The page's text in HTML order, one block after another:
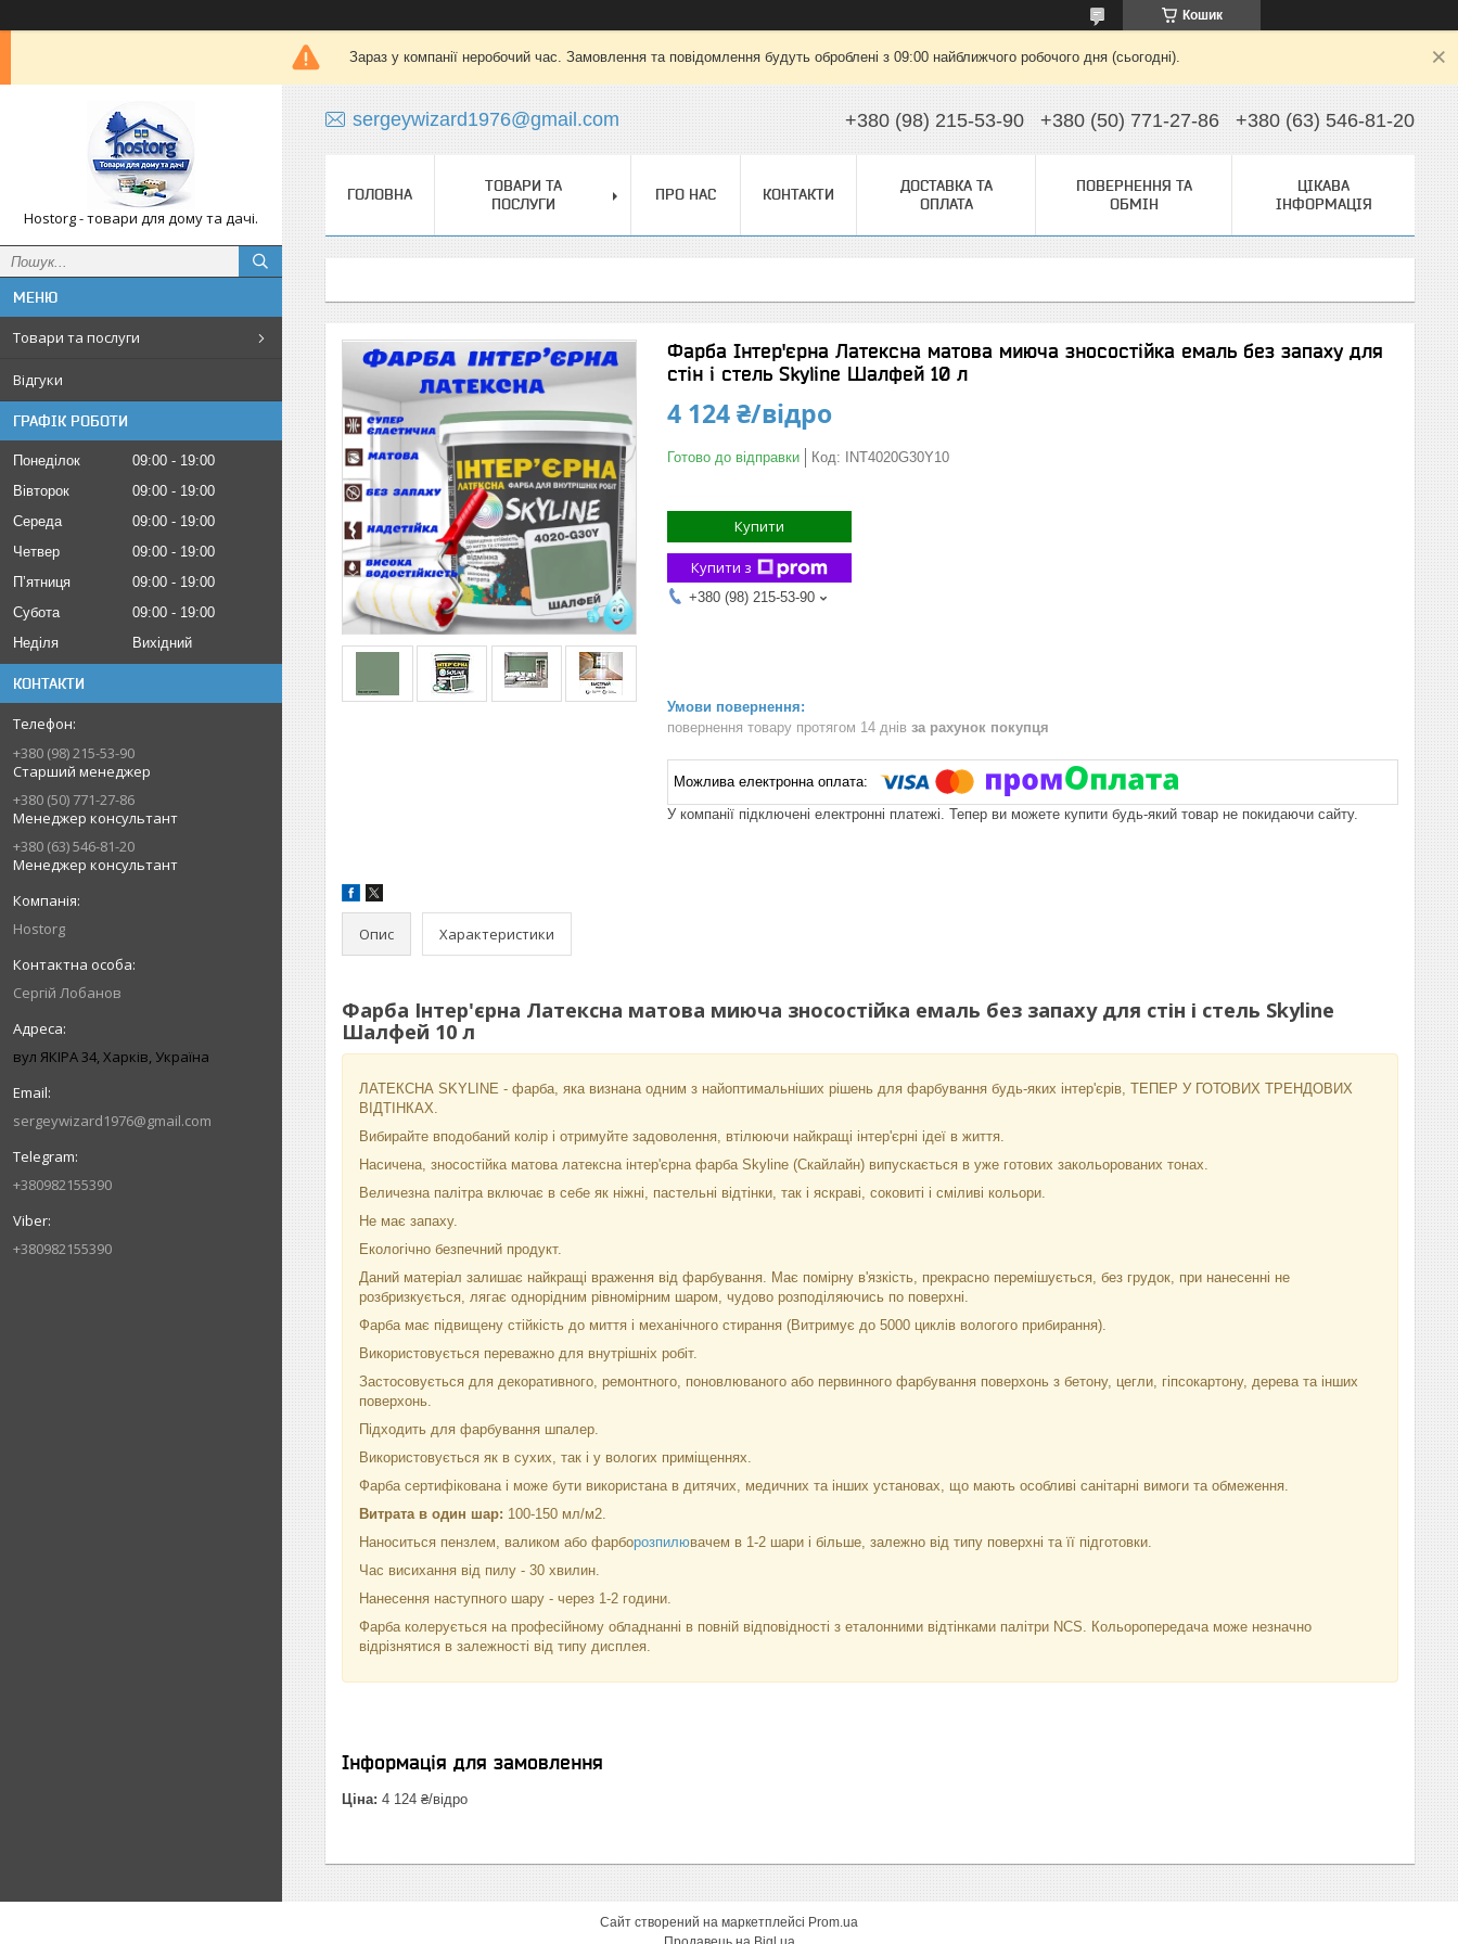
Кошик
Зараз у компанії неробочий час. Замовлення та повідомлення будуть оброблені з 09:00 найближчого робочого дня (сьогодні).
Hostorg - товари для дому та дачі.
Товари та послуги
Відгуки
ГРАФІК РОБОТИ
Понеділок 09:00
19:00
Вівторок
09:00
19:00
Середа
09:00
19:00
Четвер
09:00
19:00
Пʼятниця
09:00
19:00
Субота
09:00
19:00
Неділя
Вихідний
КОНТАКТИ
+380 (98) 215-53-90
Старший менеджер
+380 (50) 771-27-86
Менеджер консультант
+380 (63) 546-81-20
Менеджер консультант
Hostorg
Сергій Лобанов
вул ЯКІРА 34, Харків, Україна
sergeywizard1976@gmail.com
+380982155390
+380982155390
sergeywizard1976@gmail.com +380 (98) 215-53-90 +380 (50) 771-27-86 +380 (63) 546-81-20
ГОЛОВНА
ТОВАРИ ТА
ПОСЛУГИ
ПРО НАС КОНТАКТИ
ДОСТАВКА ТА
ОПЛАТА
ПОВЕРНЕННЯ ТА
ОБМІН
ЦІКАВА
ІНФОРМАЦІЯ
Фарба Інтер'єрна Латексна матова миюча зносостійка емаль без запаху для
стін і стель Skyline Шалфей 10 л
4 124 ₴/відро
Готово до відправки Код: INT4020G30Y10
Купити
Купити з
+380 (98) 215-53-90
повернення товару протягом 14 днів за рахунок покупця
У компанії підключені електронні платежі. Тепер ви можете купити будь-який товар не покидаючи сайту.
Опис Характеристики
Фарба Інтер'єрна Латексна матова миюча зносостійка емаль без запаху для стін і стель Skyline
Шалфей 10 л
ЛАТЕКСНА SKYLINE - фарба, яка визнана одним з найоптимальніших рішень для фарбування будь-яких інтер'єрів, ТЕПЕР У ГОТОВИХ ТРЕНДОВИХ
ВІДТІНКАХ.
Вибирайте вподобаний колір і отримуйте задоволення, втілюючи найкращі інтер'єрні ідеї в життя.
Насичена, зносостійка матова латексна інтер'єрна фарба Skyline (Скайлайн) випускається в уже готових закольорованих тонах.
Величезна палітра включає в себе як ніжні, пастельні відтінки, так і яскраві, соковиті і сміливі кольори.
Не має запаху.
Екологічно безпечний продукт.
Даний матеріал залишає найкращі враження від фарбування. Має помірну в'язкість, прекрасно перемішується, без грудок, при нанесенні не
розбризкується, лягає однорідним рівномірним шаром, чудово розподіляючись по поверхні.
Фарба має підвищену стійкість до миття і механічного стирання (Витримує до 5000 циклів вологого прибирання).
Використовується переважно для внутрішніх робіт.
Застосовується для декоративного, ремонтного, поновлюваного або первинного фарбування поверхонь з бетону, цегли, гіпсокартону, дерева та інших
поверхонь.
Підходить для фарбування шпалер.
Використовується як в сухих, так і у вологих приміщеннях.
Фарба сертифікована і може бути використана в дитячих, медичних та інших установах, що мають особливі санітарні вимоги та обмеження.
Витрата в один шар: 100-150 мл/м2.
Наноситься пензлем, валиком або фарборозпилювачем в 1-2 шари і більше, залежно від типу поверхні та її підготовки.
Час висихання від пилу - 30 хвилин.
Нанесення наступного шару - через 1-2 години.
Фарба колерується на професійному обладнанні в повній відповідності з еталонними відтінками палітри NCS. Кольоропередача може незначно
відрізнятися в залежності від типу дисплея.
Інформація для замовлення
Ціна: 4 124 ₴/відро
Сайт створений на маркетплейсі Prom.ua